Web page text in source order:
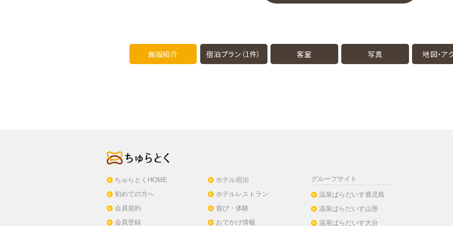
施設紹介 宿泊プラン（1件） 客室 写真 地図・ア
ちゅらとくHOME
初めての方へ
会員規約
会員登録
ホテル宿泊
ホテルレストラン
遊び・体験
おでかけ情報
グループサイト
温泉ぱらだいす鹿児島
温泉ぱらだいす山形
温泉ぱらだいす大分